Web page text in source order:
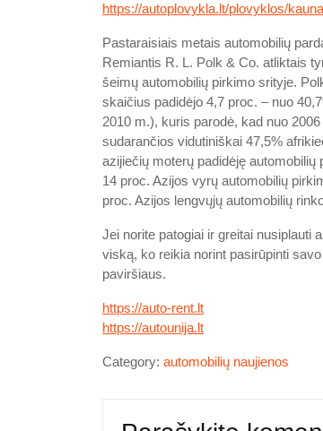
https://autoplovykla.lt/plovyklos/
Pastaraisiais metais automobilių
Remiantis R. L. Polk & Co. atliktais
šeimų automobilių pirkimo srityje.
skaičius padidėjo 4,7 proc. – nuo
2010 m.), kuris parodė, kad nuo
sudarančios vidutiniškai 47,5%
azijiečių moterų padidėję
14 proc. Azijos vyrų automobilių
proc. Azijos lengvųjų automobilių
Jei norite patogiai ir greitai nusiplauti
viską, ko reikia norint pasirūpinti
paviršiaus.
https://auto-rent.lt
https://autounija.lt
Category: automobilių naujienos